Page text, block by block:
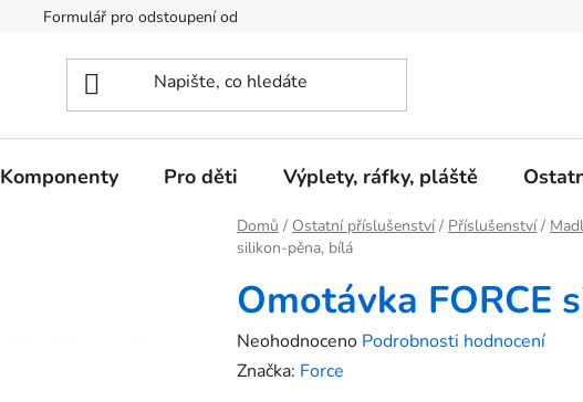
Formulář pro odstoupení od kupní smlouvy
Komponenty Pro děti Výplety, ráfky, pláště
Domů / Ostatní příslušenství / Příslušenství /
silikon-pěna, bílá
Omotávka FORCE
Průměrné
hodnocení
Neohodnoceno Podrobnosti hodnocení
Značka: Force